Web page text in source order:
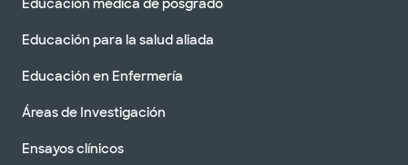
Educación médica de posgrado
Educación para la salud aliada
Educación en Enfermería
Áreas de Investigación
Ensayos clínicos